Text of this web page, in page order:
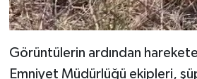
Görüntülerin ardından
Emniyet Müdürlüğü ekipleri,